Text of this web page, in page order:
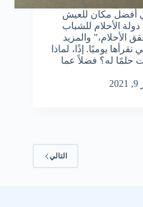
هي أفضل مكان للعيش
الأحلام للشباب
الأحلام،” والمزيد
يوميًا. إذًا، لماذا
حلمًا له؟ فضلاً عما
التالي